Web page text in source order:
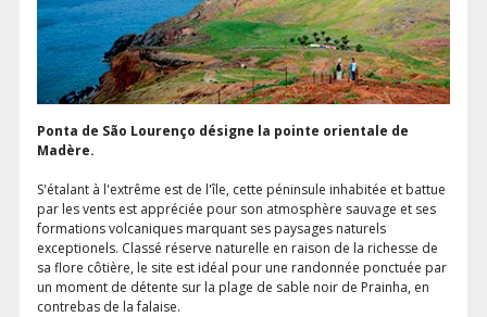
Ponta de São Lourenço désigne la pointe orientale de
Madère.
S'étalant à l'extrême est de l'île, cette péninsule inhabitée et battue
par les vents est appréciée pour son atmosphère sauvage et ses
formations volcaniques marquant ses paysages naturels
exceptionels. Classé réserve naturelle en raison de la richesse de
sa flore côtière, le site est idéal pour une randonnée ponctuée par
un moment de détente sur la plage de sable noir de Prainha, en
contrebas de la falaise.